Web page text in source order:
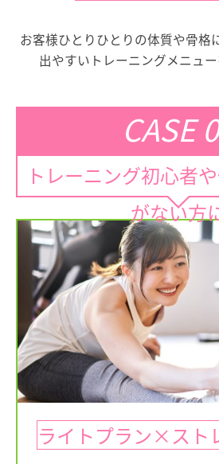
お客様ひとりひとりの体質や骨格
出やすいトレーニングメニュー
CASE
トレーニング初心者
がない方
ライトプラン×スト